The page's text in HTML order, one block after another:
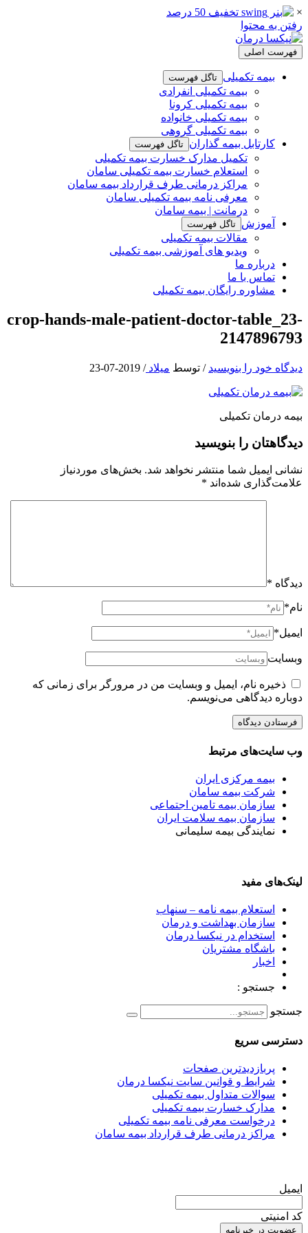
×
رفتن به محتوا
فهرست اصلی
بیمه تکمیلی تاگل فهرست
بیمه تکمیلی انفرادی
بیمه تکمیلی کرونا
بیمه تکمیلی خانواده
بیمه تکمیلی گروهی
کارتابل بیمه گذاران تاگل فهرست
تکمیل مدارک خسارت بیمه تکمیلی
استعلام خسارت بیمه تکمیلی سامان
مراکز درمانی طرف قرارداد بیمه سامان
معرفی نامه بیمه تکمیلی سامان
درمانت | بیمه سامان
آموزش تاگل فهرست
مقالات بیمه تکمیلی
ویدیو های آموزشی بیمه تکمیلی
درباره ما
تماس با ما
مشاوره رایگان بیمه تکمیلی
crop-hands-male-patient-doctor-table_23-
2147896793
دیدگاه‌ خود را بنویسید / توسط میلاد/
2019-07-23
بیمه درمان تکمیلی
دیدگاهتان را بنویسید
نشانی ایمیل شما منتشر نخواهد شد. بخش‌های موردنیاز
علامت‌گذاری شده‌اند *
دیدگاه *
نام*
ایمیل*
وبسایت
ذخیره نام، ایمیل و وبسایت من در مرورگر برای زمانی که
دوباره دیدگاهی می‌نویسم.
وب سایت‌های مرتبط
بیمه مرکزی ایران
شرکت بیمه سامان
سازمان بیمه تامین اجتماعی
سازمان بیمه سلامت ایران
نمایندگی بیمه سلیمانی
لینک‌های مفید
استعلام بیمه نامه – سنهاب
سازمان بهداشت و درمان
استخدام در نیکسا درمان
باشگاه مشتریان
اخبار
جستجو :
جستجو
دسترسی سریع
پربازدیدترین صفحات
شرایط و قوانین سایت نیکسا درمان
سوالات متداول بیمه تکمیلی
مدارک خسارت بیمه تکمیلی
درخواست معرفی نامه بیمه تکمیلی
مراکز درمانی طرف قرارداد بیمه سامان
ایمیل
کد امنیتی